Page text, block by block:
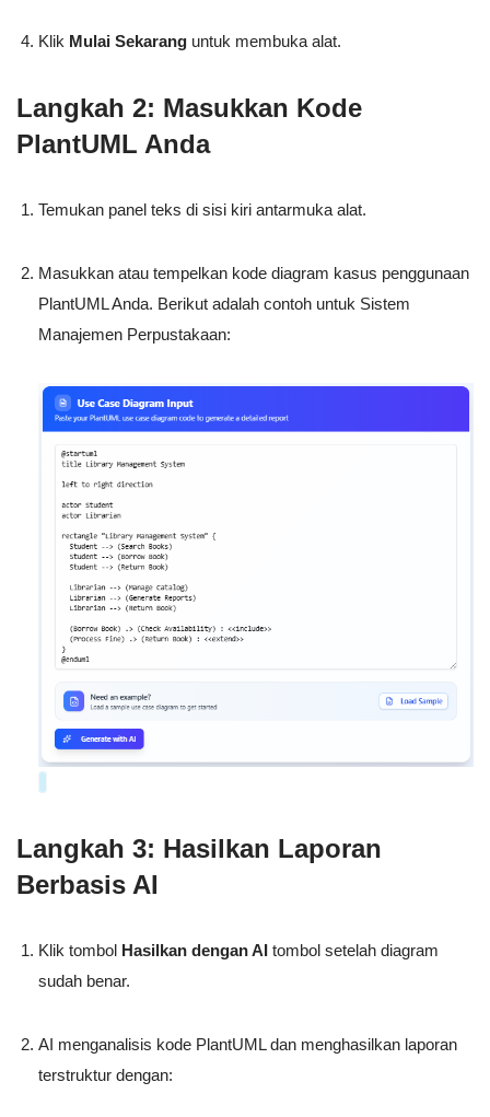
Klik Mulai Sekarang untuk membuka alat.
Langkah 2: Masukkan Kode
PlantUML Anda
Temukan panel teks di sisi kiri antarmuka alat.
Masukkan atau tempelkan kode diagram kasus penggunaan
PlantUML Anda. Berikut adalah contoh untuk Sistem
Manajemen Perpustakaan:
Langkah 3: Hasilkan Laporan
Berbasis AI
Klik tombol Hasilkan dengan AI tombol setelah diagram
sudah benar.
AI menganalisis kode PlantUML dan menghasilkan laporan
terstruktur dengan: